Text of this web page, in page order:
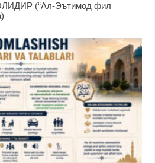
(“Ал-Эътимод фил